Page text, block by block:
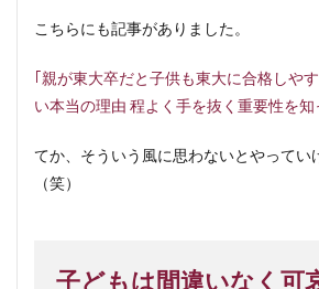
こちらにも記事がありました。
｢親が東大卒だと子供も東大に合格しや
い本当の理由 程よく手を抜く重要性を知
てか、そういう風に思わないとやってい
（笑）
子どもは間違いなく可